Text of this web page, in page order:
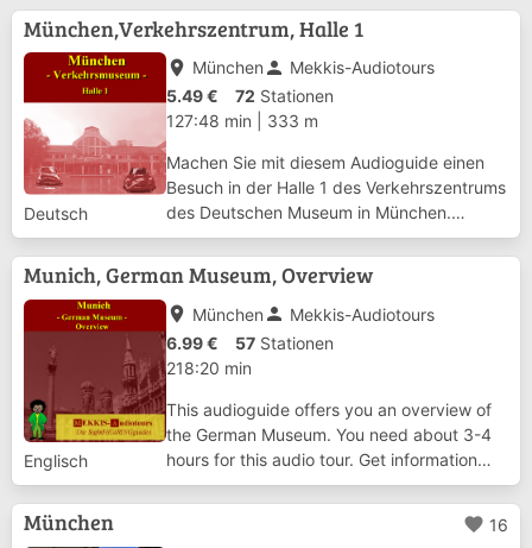
München,Verkehrszentrum, Halle 1
Deutsch
place München person Mekkis-Audiotours
5.49 €
72 Stationen
127:48 min
333 m
Machen Sie mit diesem Audioguide einen
Besuch in der Halle 1 des Verkehrszentrums
des Deutschen Museum in München.
Thema dieser Halle ist der Stadtverkehr. Sie
erhalten hier einen Überblick über die
Entwicklung und die Probleme des Verkehrs
in Bal...
Munich, German Museum, Overview
Englisch
place München person Mekkis-Audiotours
6.99 €
57 Stationen
218:20 min
This audioguide offers you an overview of
the German Museum. You need about 3-4
hours for this audio tour. Get information
about the history of the museum and visit
with us 52 stations in the departments
Machines Electricity Shipping Chemistry...
München favorite 16